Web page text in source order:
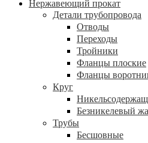
Нержавеющий прокат
Детали трубопровода
Отводы
Переходы
Тройники
Фланцы плоские
Фланцы
Круг
Безникелевый
Трубы
Бесшовные